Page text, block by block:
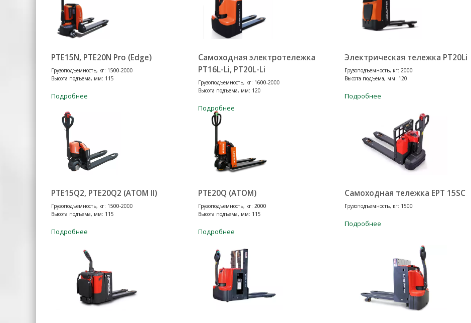
PTE15N, PTE20N Pro (Edge)
Грузоподъемность, кг: 1500-2000
Высота подъема, мм: 115
Подробнее
Самоходная электротележка
PT16L-Li, PT20L-Li
Грузоподъемность, кг: 1600-2000
Высота подъема, мм: 120
Подробнее
Электрическая тележка PT20Li
Грузоподъемность, кг: 2000
Высота подъема, мм: 120
Подробнее
PTE15Q2, PTE20Q2 (ATOM II)
Грузоподъемность, кг: 1500-2000
Высота подъема, мм: 115
Подробнее
PTE20Q (ATOM)
Грузоподъемность, кг: 2000
Высота подъема, мм: 115
Подробнее
Самоходная тележка EPT 15SC
Грузоподъемность, кг: 1500
Подробнее